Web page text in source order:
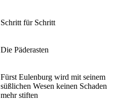
Schritt für Schritt
Die Päderasten
Fürst Eulenburg wird mit seinem
süßlichen Wesen keinen Schaden
mehr stiften